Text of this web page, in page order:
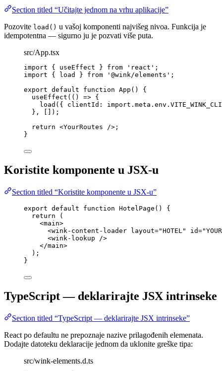
Section titled “Učitajte jednom na vrhu aplikacije”
Pozovite load() u vašoj komponenti najvišeg nivoa. Funkcija je
idempotentna — sigurno ju je pozvati više puta.
src/App.tsx
import { useEffect } from ' react ' ;
import { load } from ' @wink/elements ' ;
export default function App ()
{
useEffect ( () => {
load ({ clientId: import. meta . env .
} ,
[]);
return <YourRoutes /> ;
}
Koristite komponente u JSX-u
Section titled “Koristite komponente u JSX-u”
export default function HotelPage ()
{
return (
<main>
<wink-content-loader layout="HOTEL" id="
<wink-lookup />
</main>
);
}
TypeScript — deklarirajte JSX intrinseke
Section titled “TypeScript — deklarirajte JSX intrinseke”
React po defaultu ne prepoznaje nazive prilagođenih elemenata.
Dodajte datoteku deklaracije jednom da uklonite greške tipa:
src/wink-elements.d.ts